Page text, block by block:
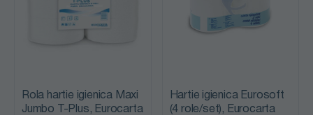
Rola hartie igienica Maxi
Jumbo T-Plus, Eurocarta
Hartie igienica Eurosoft
(4 role/set), Eurocarta